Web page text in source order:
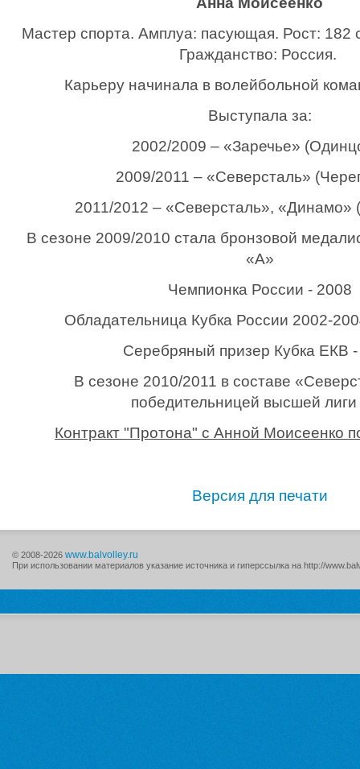
Мастер спорта. Амплуа: пасующая. Рост: 182
Гражданство: Россия.
Карьеру начинала в волейбольной
Выступала за:
2002/2009 – «Заречье»
2009/2011 – «Северсталь»
2011/2012 – «Северсталь», «Динамо»
В сезоне 2009/2010 стала бронзовой
«А»
Чемпионка России - 2008
Обладательница Кубка России 2002-
Серебряный призер Кубка ЕКВ
В сезоне 2010/2011 в составе
победительницей высшей
Контракт "Протона" с Анной Моисеенко
Версия для печати
© 2008-2026 www.balvolley.ru
При использовании материалов указание источника и гиперссылка на http://